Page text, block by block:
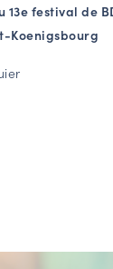
13e festival de
Koenigsbourg